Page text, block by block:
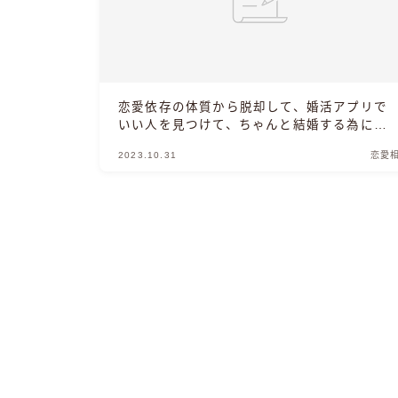
恋愛依存の体質から脱却して、婚活アプリで
いい人を見つけて、ちゃんと結婚する為に私
2023.10.31 恋愛